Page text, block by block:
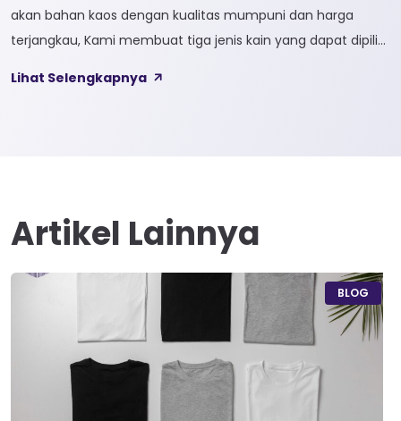
akan bahan kaos dengan kualitas mumpuni dan harga
terjangkau, Kami membuat tiga jenis kain yang dapat dipilih
kain yang bahan dasarnya 100% cotton. Softcel juga sering
Lihat Selengkapnya
Artikel Lainnya
BLOG